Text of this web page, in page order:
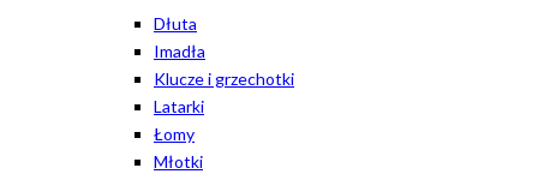
Dłuta
Imadła
Klucze i grzechotki
Latarki
Łomy
Młotki